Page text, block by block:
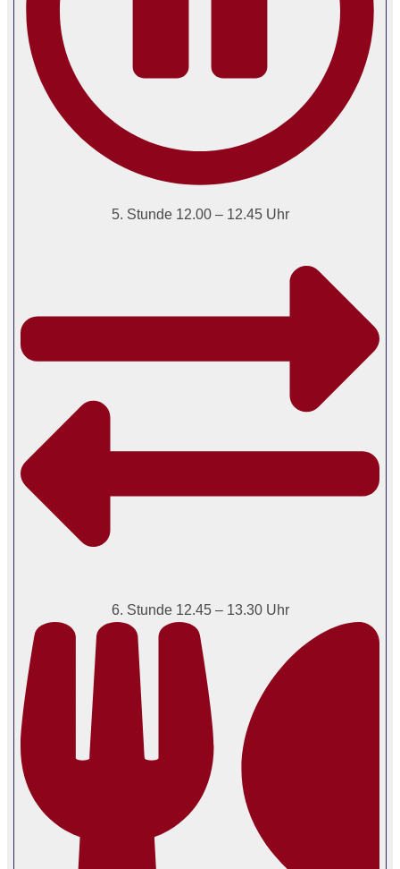
5. Stunde 12.00 – 12.45 Uhr
6. Stunde 12.45 – 13.30 Uhr